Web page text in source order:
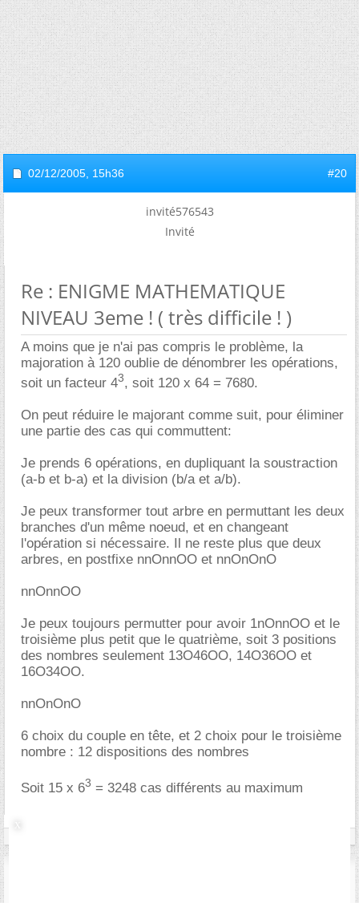
02/12/2005, 15h36 #20
invité576543
Invité
Re : ENIGME MATHEMATIQUE
NIVEAU 3eme ! ( très difficile ! )
A moins que je n'ai pas compris le problème, la
majoration à 120 oublie de dénombrer les opérations,
soit un facteur 43, soit 120 x 64 = 7680.
On peut réduire le majorant comme suit, pour éliminer
une partie des cas qui commuttent:
Je prends 6 opérations, en dupliquant la soustraction
(a-b et b-a) et la division (b/a et a/b).
Je peux transformer tout arbre en permuttant les deux
branches d'un même noeud, et en changeant
l'opération si nécessaire. Il ne reste plus que deux
arbres, en postfixe nnOnnOO et nnOnOnO
nnOnnOO
Je peux toujours permutter pour avoir 1nOnnOO et le
troisième plus petit que le quatrième, soit 3 positions
des nombres seulement 13O46OO, 14O36OO et
16O34OO.
nnOnOnO
6 choix du couple en tête, et 2 choix pour le troisième
nombre : 12 dispositions des nombres
Soit 15 x 63 = 3248 cas différents au maximum